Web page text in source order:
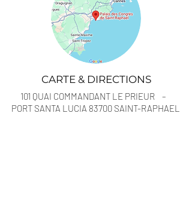
CARTE & DIRECTIONS
101 QUAI COMMANDANT LE PRIEUR –
PORT SANTA LUCIA ​83700 SAINT-RAPHAEL